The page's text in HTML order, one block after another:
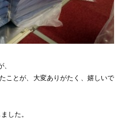
ことが、大変ありがたく、嬉しいで
した。